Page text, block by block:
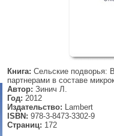
Книга: Сельские подворья:
партнерами в составе
Автор: Зинич Л.
Год: 2012
Издательство: Lambert
ISBN: 978-3-8473-3302-9
Страниц: 172
▼